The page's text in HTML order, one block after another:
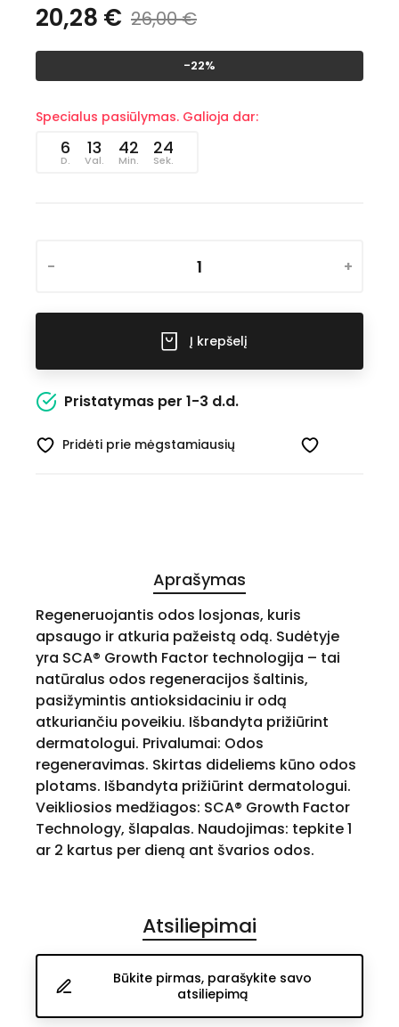
20,28 € 26,00 €
-22%
Specialus pasiūlymas. Galioja dar:
6
D.
13
Val.
42
Min.
24
Sek.
- +
Į krepšelį
Pristatymas per 1-3 d.d.
Pridėti prie mėgstamiausių
Aprašymas
Regeneruojantis odos losjonas, kuris
apsaugo ir atkuria pažeistą odą. Sudėtyje
yra SCA® Growth Factor technologija – tai
natūralus odos regeneracijos šaltinis,
pasižymintis antioksidaciniu ir odą
atkuriančiu poveikiu. Išbandyta prižiūrint
dermatologui. Privalumai: Odos
regeneravimas. Skirtas dideliems kūno odos
plotams. Išbandyta prižiūrint dermatologui.
Veikliosios medžiagos: SCA® Growth Factor
Technology, šlapalas. Naudojimas: tepkite 1
ar 2 kartus per dieną ant švarios odos.
Atsiliepimai
Būkite pirmas, parašykite savo
atsiliepimą